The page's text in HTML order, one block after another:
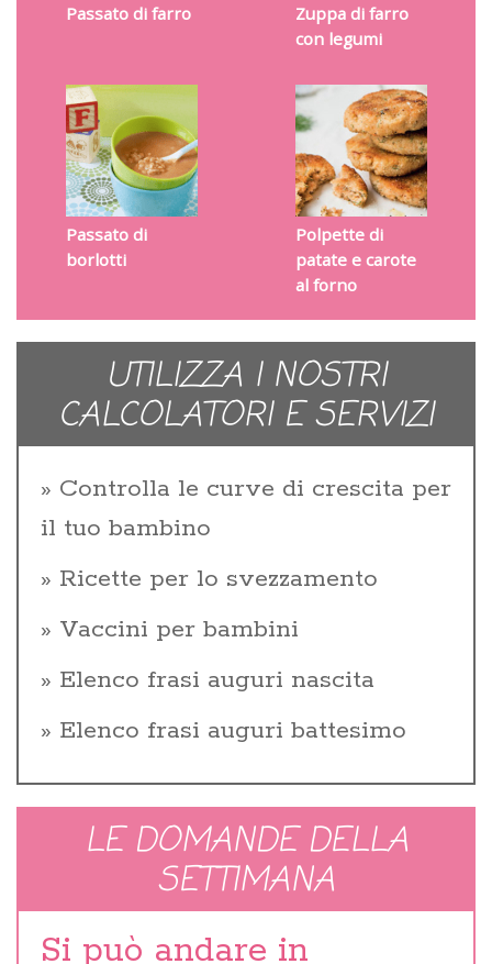
Passato di farro
Zuppa di farro
con legumi
Passato di
borlotti
Polpette di
patate e carote
al forno
UTILIZZA I NOSTRI
CALCOLATORI E SERVIZI
Controlla le curve di crescita per
il tuo bambino
Ricette per lo svezzamento
Vaccini per bambini
Elenco frasi auguri nascita
Elenco frasi auguri battesimo
LE DOMANDE DELLA
SETTIMANA
Si può andare in